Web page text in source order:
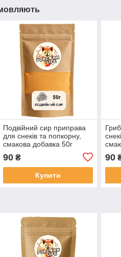
Подвійний сир приправа
для снеків та попкорну,
смакова добавка 50г
90₴
Купити
90